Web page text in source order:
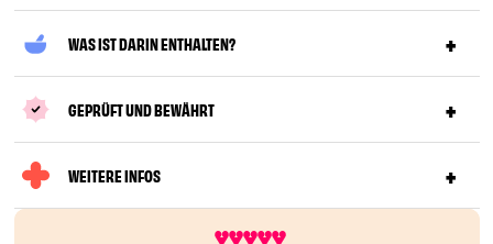
WAS IST DARIN ENTHALTEN?
GEPRÜFT UND BEWÄHRT
WEITERE INFOS